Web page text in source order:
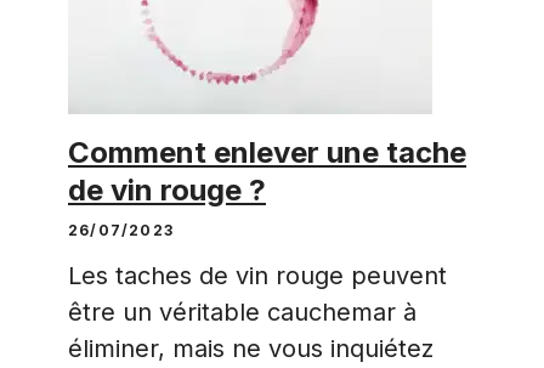
Comment enlever une tache
de vin rouge ?
26/07/2023
Les taches de vin rouge peuvent
être un véritable cauchemar à
éliminer, mais ne vous inquiétez